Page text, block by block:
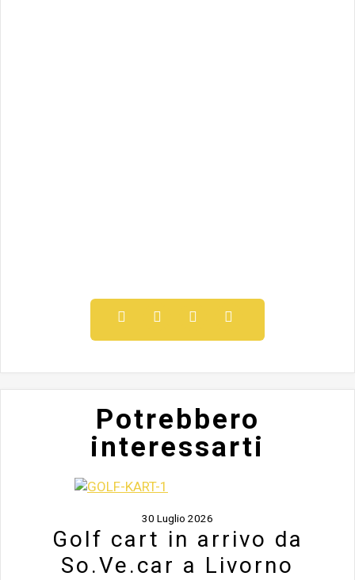
Potrebbero
interessarti
30 Luglio 2026
Golf cart in arrivo da
So.Ve.car a Livorno